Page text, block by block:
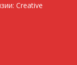
Creative